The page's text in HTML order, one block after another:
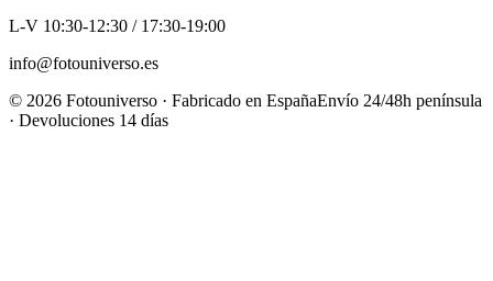
L-V 10:30-12:30 / 17:30-19:00
info@fotouniverso.es
© 2026 Fotouniverso · Fabricado en EspañaEnvío 24/48h península
· Devoluciones 14 días